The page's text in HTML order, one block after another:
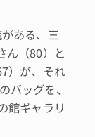
ある、三
ん（80）と
）が、それ
バッグを、
館ギャラリ